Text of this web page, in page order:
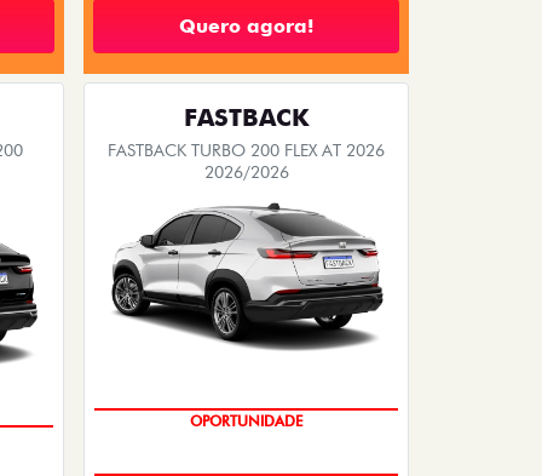
PESSOA FÍSICA
De: R$ 126.990,00
R$ 119.990,00
Quero agora!
FASTBACK
FASTBACK TURBO 200 FLEX AT 2026